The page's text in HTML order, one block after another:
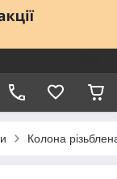
Колона